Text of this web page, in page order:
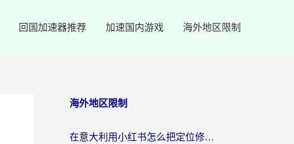
回国加速器推荐 加速国内游戏 海外地区限制
海外地区限制
在意大利用小红书怎么把定位修改到中国国内？3个实用技巧+1个靠谱工具帮你搞定